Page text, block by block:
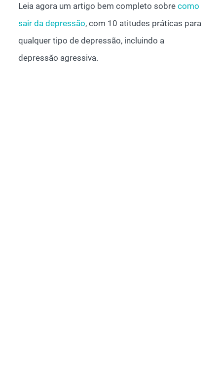
Leia agora um artigo bem completo sobre como
sair da depressão, com 10 atitudes práticas para
qualquer tipo de depressão, incluindo a
depressão agressiva.